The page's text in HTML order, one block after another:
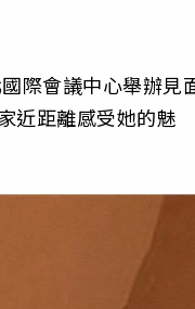
際會議中心舉辦見
近距離感受她的魅